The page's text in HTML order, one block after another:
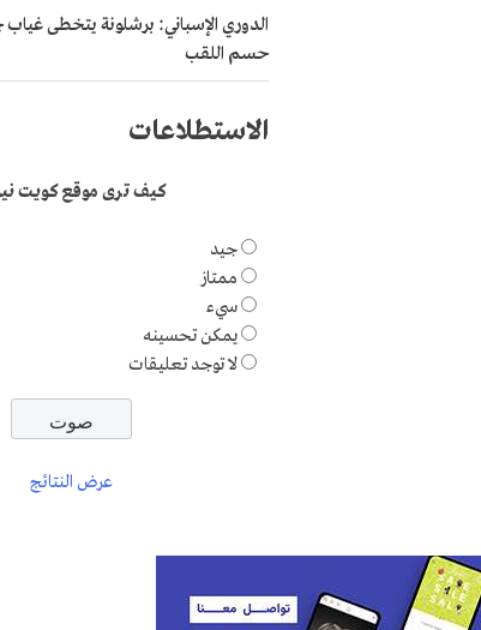
الدوري الإسباني: برشلونة يتخطى
حسم اللقب
الاستطلاعات
كيف ترى موقع كويت
جيد
ممتاز
سيء
يمكن تحسينه
لا توجد تعليقات
عرض النتائج